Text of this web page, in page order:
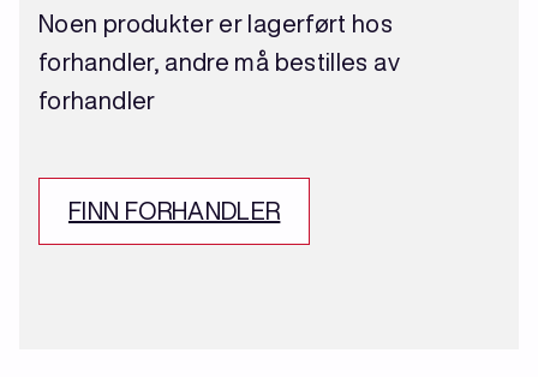
Noen produkter er lagerført hos
forhandler, andre må bestilles av
forhandler
FINN FORHANDLER